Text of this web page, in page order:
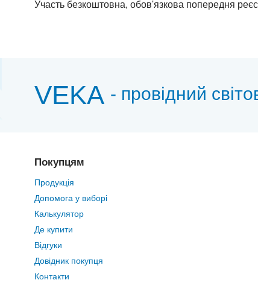
Участь безкоштовна, обов'язкова попередня
VEKA - провідний
Покупцям
Продукція
Допомога у виборі
Калькулятор
Де купити
Відгуки
Довідник покупця
Контакти